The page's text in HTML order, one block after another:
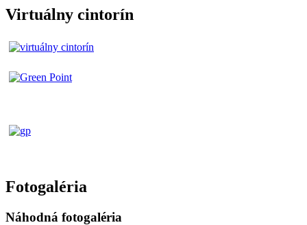
Virtuálny cintorín
Fotogaléria
Náhodná fotogaléria